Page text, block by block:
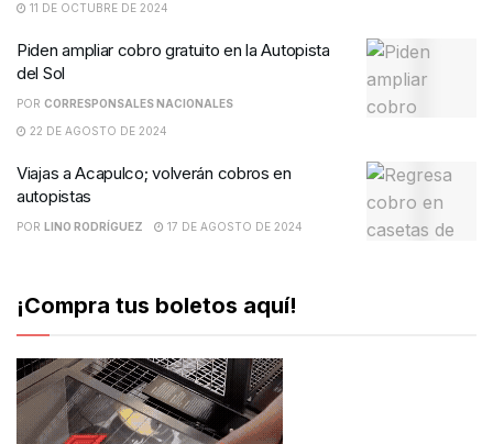
11 DE OCTUBRE DE 2024
Piden ampliar cobro gratuito en la Autopista
del Sol
POR CORRESPONSALES NACIONALES
22 DE AGOSTO DE 2024
Viajas a Acapulco; volverán cobros en
autopistas
POR LINO RODRÍGUEZ 17 DE AGOSTO DE 2024
¡Compra tus boletos aquí!